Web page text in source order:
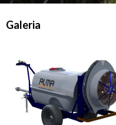
Galeria